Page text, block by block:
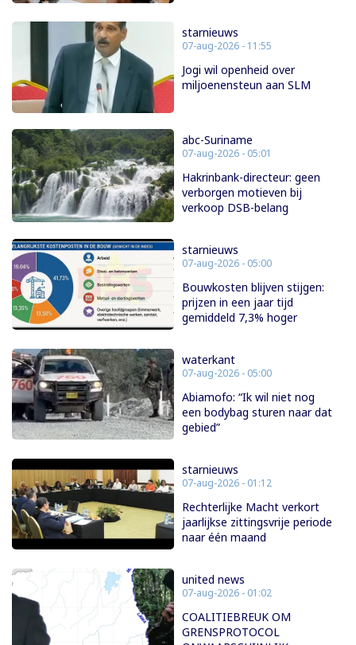
starnieuws
07-aug-2026 - 11:55
Jogi wil openheid over
miljoenensteun aan SLM
abc-Suriname
07-aug-2026 - 05:01
Hakrinbank-directeur: geen
verborgen motieven bij
verkoop DSB-belang
starnieuws
07-aug-2026 - 05:00
Bouwkosten blijven stijgen:
prijzen in een jaar tijd
gemiddeld 7,3% hoger
waterkant
07-aug-2026 - 05:00
Abiamofo: “Ik wil niet nog
een bodybag sturen naar dat
gebied”
starnieuws
07-aug-2026 - 01:12
Rechterlijke Macht verkort
jaarlijkse zittingsvrije periode
naar één maand
united news
07-aug-2026 - 01:02
COALITIEBREUK OM
GRENSPROTOCOL